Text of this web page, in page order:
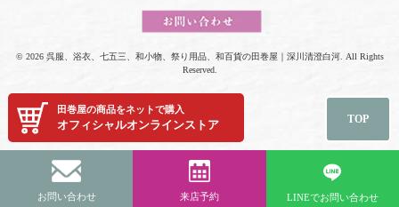
© 2026 呉服、浴衣、七五三、和小物、祭り用品、和百貨の田巻屋｜深川清澄白河. All Rights
Reserved.
お問い合わせ 来店予約 LINEでお問い合わせ
TOP
田巻屋の商品をネットで購入
オフィシャルオンラインストア